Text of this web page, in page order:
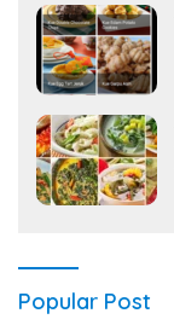
Popular Post